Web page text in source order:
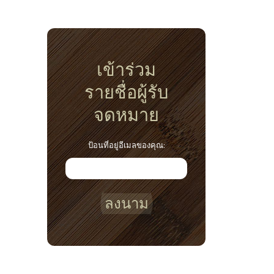
เข้าร่วม
รายชื่อผู้รับ
จดหมาย
ป้อนที่อยู่อีเมลของคุณ:
ลงนาม